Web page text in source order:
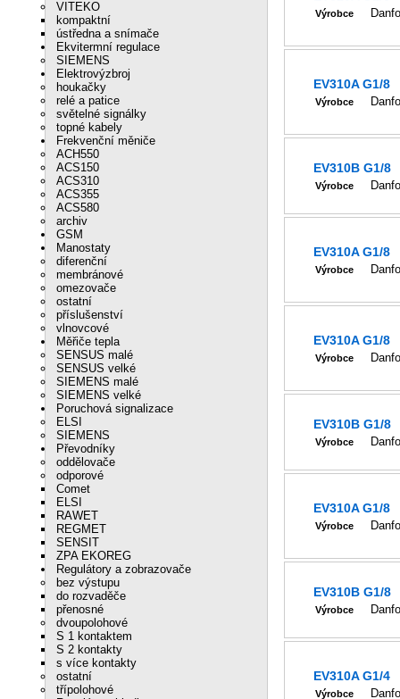
Výrobce
EV310A G1/8
Výrobce
EV310B G1/8
Výrobce
EV310A G1/8
Výrobce
EV310A G1/8
Výrobce
EV310B G1/8
Výrobce
EV310A G1/8
Výrobce
EV310B G1/8
Výrobce
EV310A G1/4
Výrobce
VITEKO
kompaktní
ústředna a snímače
Ekvitermní regulace
SIEMENS
Elektrovýzbroj
houkačky
relé a patice
světelné signálky
topné kabely
Frekvenční měniče
ACH550
ACS150
ACS310
ACS355
ACS580
archiv
GSM
Manostaty
diferenční
membránové
omezovače
ostatní
příslušenství
vlnovcové
Měřiče tepla
SENSUS malé
SENSUS velké
SIEMENS malé
SIEMENS velké
Poruchová signalizace
ELSI
SIEMENS
Převodníky
oddělovače
odporové
Comet
ELSI
RAWET
REGMET
SENSIT
ZPA EKOREG
Regulátory a zobrazovače
bez výstupu
do rozvaděče
přenosné
dvoupolohové
S 1 kontaktem
S 2 kontakty
s více kontakty
ostatní
třípolohové